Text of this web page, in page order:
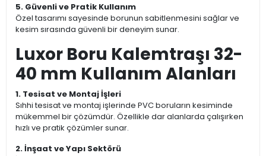
5. Güvenli ve Pratik Kullanım
Özel tasarımı sayesinde borunun sabitlenmesini sağlar ve
kesim sırasında güvenli bir deneyim sunar.
Luxor Boru Kalemtraşı 32-
40 mm Kullanım Alanları
1. Tesisat ve Montaj İşleri
Sıhhi tesisat ve montaj işlerinde PVC boruların kesiminde
mükemmel bir çözümdür. Özellikle dar alanlarda çalışırken
hızlı ve pratik çözümler sunar.
2. İnşaat ve Yapı Sektörü